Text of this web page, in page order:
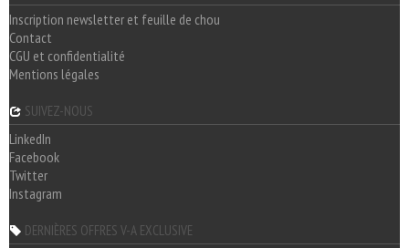
Inscription newsletter et feuille de chou
Contact
CGU et confidentialité
Mentions légales
SUIVEZ-NOUS
LinkedIn
Facebook
Twitter
Instagram
DERNIÈRES OFFRES V-A EXCLUSIVE